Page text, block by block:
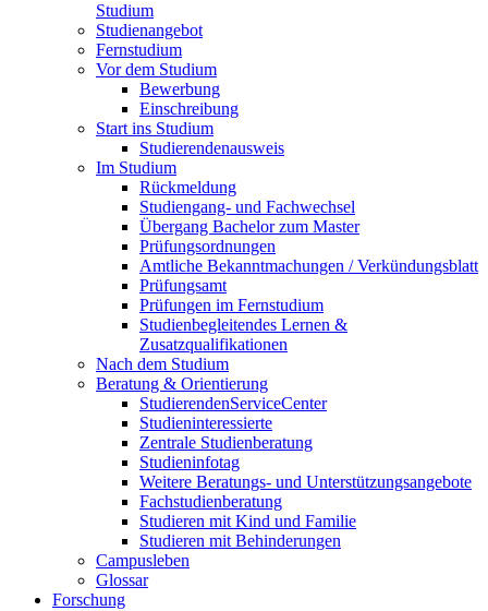
Studium
Studienangebot
Fernstudium
Vor dem Studium
Bewerbung
Einschreibung
Start ins Studium
Studierendenausweis
Im Studium
Rückmeldung
Studiengang- und Fachwechsel
Übergang Bachelor zum Master
Prüfungsordnungen
Amtliche Bekanntmachungen / Verkündungsblatt
Prüfungsamt
Prüfungen im Fernstudium
Studienbegleitendes Lernen &
Zusatzqualifikationen
Nach dem Studium
Beratung & Orientierung
StudierendenServiceCenter
Studieninteressierte
Zentrale Studienberatung
Studieninfotag
Weitere Beratungs- und Unterstützungsangebote
Fachstudienberatung
Studieren mit Kind und Familie
Studieren mit Behinderungen
Campusleben
Glossar
Forschung